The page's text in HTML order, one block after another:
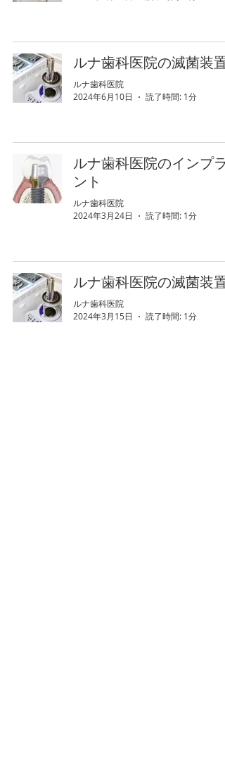
ルナ歯科医院の滅菌装置
ルナ歯科医院
2024年6月10日
読了時間: 1分
ルナ歯科医院のインプラ
ント
ルナ歯科医院
2024年3月24日
読了時間: 1分
ルナ歯科医院の滅菌装置
ルナ歯科医院
2024年3月15日
読了時間: 1分